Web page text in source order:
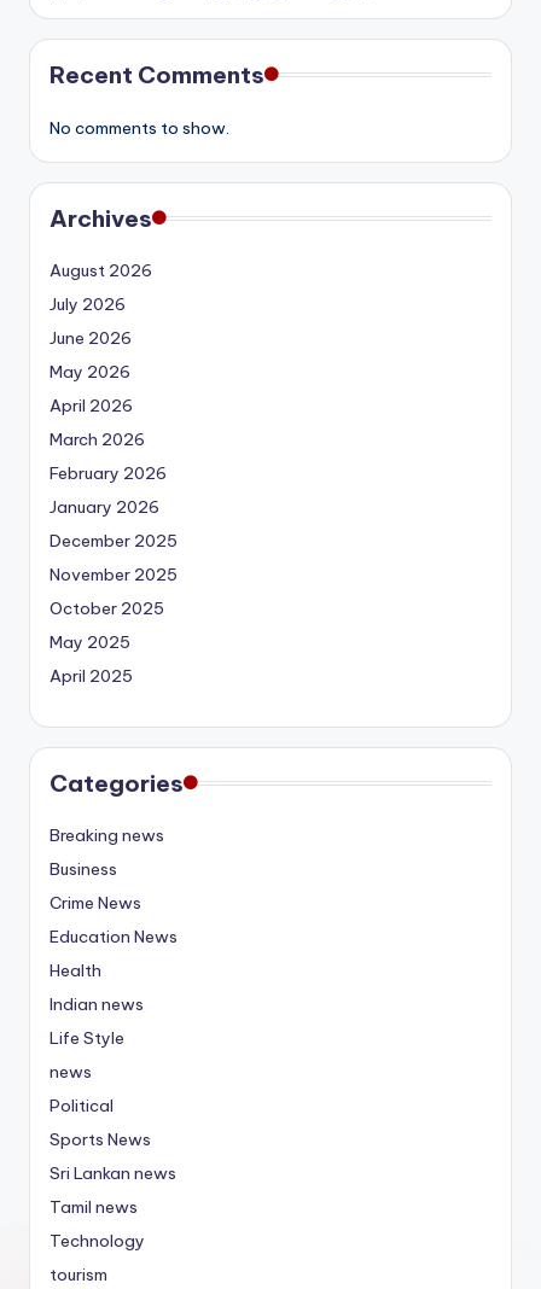
Recent Comments
No comments to show.
Archives
August 2026
July 2026
June 2026
May 2026
April 2026
March 2026
February 2026
January 2026
December 2025
November 2025
October 2025
May 2025
April 2025
Categories
Breaking news
Business
Crime News
Education News
Health
Indian news
Life Style
news
Political
Sports News
Sri Lankan news
Tamil news
Technology
tourism